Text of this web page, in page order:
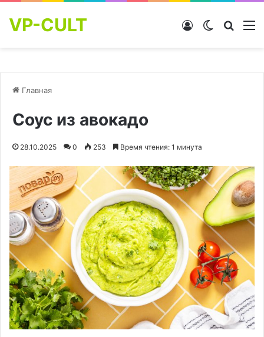
VP-CULT Switch skin
Войти
Главная
Соус из авокадо
28.10.2025 0 253 Время чтения: 1 минута